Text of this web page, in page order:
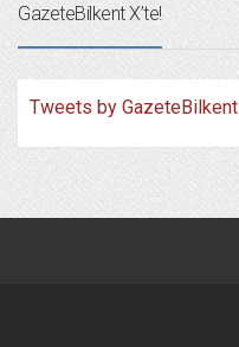
GazeteBilkent X’te!
Tweets by GazeteBilkent